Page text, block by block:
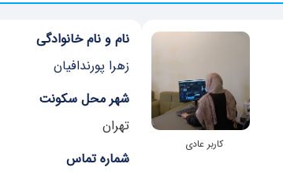
کاربر عادی
نام و نام خانوادگی
زهرا پورندافیان
شهر محل سکونت
تهران
شماره تماس